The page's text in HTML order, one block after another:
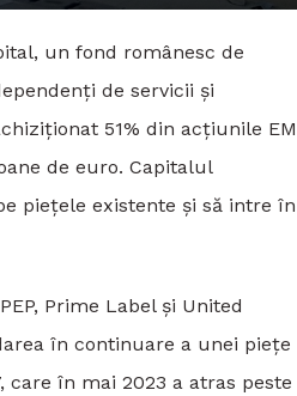
un fond românesc de
de servicii și
51% din acțiunile
de euro. Capitalul
piețele existente și să intre în
Prime Label și United
în continuare a unei piețe
în mai 2023 a atras peste